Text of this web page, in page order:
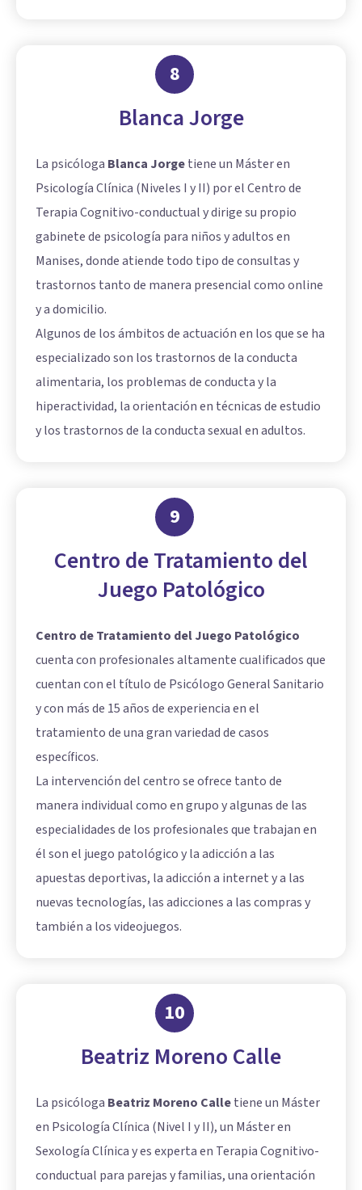
8
Blanca Jorge
La psicóloga Blanca Jorgetiene un Máster en
Psicología Clínica (Niveles I y II) por el Centro de
Terapia Cognitivo-conductual y dirige su propio
gabinete de psicología para niños y adultos en
Manises, donde atiende todo tipo de consultas y
trastornos tanto de manera presencial como online
y a domicilio.
Algunos de los ámbitos de actuación en los que se ha
especializado son los trastornos de la conducta
alimentaria, los problemas de conducta y la
hiperactividad, la orientación en técnicas de estudio
y los trastornos de la conducta sexual en adultos.
9
Centro de Tratamiento del
Juego Patológico
Centro de Tratamiento del Juego Patológico
cuenta con profesionales altamente cualificados que
cuentan con el título de Psicólogo General Sanitario
y con más de 15 años de experiencia en el
tratamiento de una gran variedad de casos
específicos.
La intervención del centro se ofrece tanto de
manera individual como en grupo y algunas de las
especialidades de los profesionales que trabajan en
él son el juego patológico y la adicción a las
apuestas deportivas, la adicción a internet y a las
nuevas tecnologías, las adicciones a las compras y
también a los videojuegos.
10
Beatriz Moreno Calle
La psicóloga Beatriz Moreno Calletiene un Máster
en Psicología Clínica (Nivel I y II), un Máster en
Sexología Clínica y es experta en Terapia Cognitivo-
conductual para parejas y familias, una orientación